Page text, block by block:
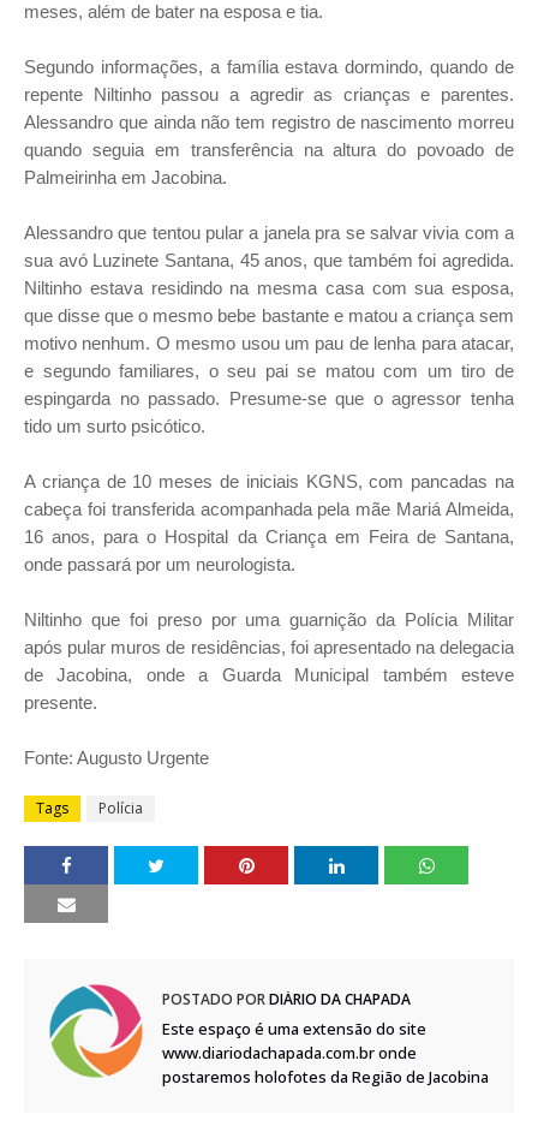
meses, além de bater na esposa e tia.
Segundo informações, a família estava dormindo, quando de
repente Niltinho passou a agredir as crianças e parentes.
Alessandro que ainda não tem registro de nascimento morreu
quando seguia em transferência na altura do povoado de
Palmeirinha em Jacobina.
Alessandro que tentou pular a janela pra se salvar vivia com a
sua avó Luzinete Santana, 45 anos, que também foi agredida.
Niltinho estava residindo na mesma casa com sua esposa,
que disse que o mesmo bebe bastante e matou a criança sem
motivo nenhum. O mesmo usou um pau de lenha para atacar,
e segundo familiares, o seu pai se matou com um tiro de
espingarda no passado. Presume-se que o agressor tenha
tido um surto psicótico.
A criança de 10 meses de iniciais KGNS, com pancadas na
cabeça foi transferida acompanhada pela mãe Mariá Almeida,
16 anos, para o Hospital da Criança em Feira de Santana,
onde passará por um neurologista.
Niltinho que foi preso por uma guarnição da Polícia Militar
após pular muros de residências, foi apresentado na delegacia
de Jacobina, onde a Guarda Municipal também esteve
presente.
Fonte: Augusto Urgente
Tags Polícia
POSTADO PORDIÁRIO DA CHAPADA
Este espaço é uma extensão do site
www.diariodachapada.com.br onde
postaremos holofotes da Região de Jacobina